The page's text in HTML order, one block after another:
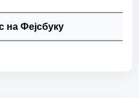
на Фејсбуку